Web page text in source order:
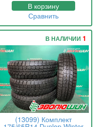
В корзину
Сравнить
(13099) Комплект
В НАЛИЧИИ 1